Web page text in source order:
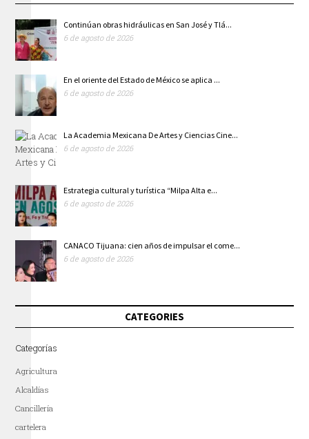
Continúan obras hidráulicas en San José y Tlá...
6 de agosto de 2026
En el oriente del Estado de México se aplica ...
6 de agosto de 2026
La Academia Mexicana De Artes y Ciencias Cine...
6 de agosto de 2026
Estrategia cultural y turística “Milpa Alta e...
6 de agosto de 2026
CANACO Tijuana: cien años de impulsar el come...
6 de agosto de 2026
CATEGORIES
Categorías
Agricultura
Alcaldías
Cancillería
cartelera